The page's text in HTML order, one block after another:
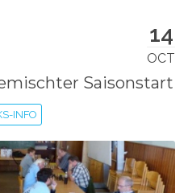
14
OCT
Saisonstart
INFO